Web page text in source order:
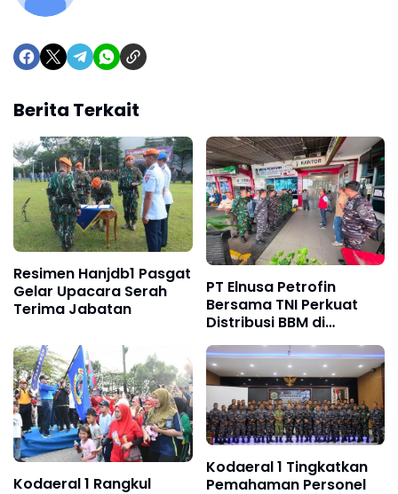
Berita Terkait
Resimen Hanjdb1 Pasgat
Gelar Upacara Serah
Terima Jabatan
PT Elnusa Petrofin
Bersama TNI Perkuat
Distribusi BBM di
Sumatera Utara
Kodaeral 1 Rangkul
Kodaeral 1 Tingkatkan
Pemahaman Personel